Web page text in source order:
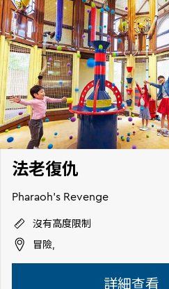
法老復仇
Pharaoh's Revenge
沒有高度限制
冒險,
詳細查看